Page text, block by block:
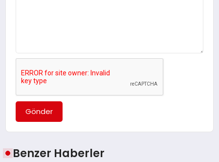
Gönder
Benzer Haberler